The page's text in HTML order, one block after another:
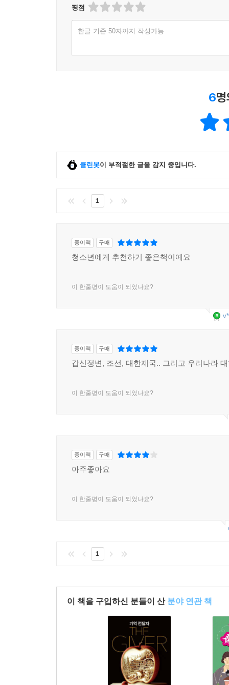
평점
한글 기준 50자까지 작성가능
6
클린봇이 부적절한 글을 감지 중입니다.
1
종이책 구매
청소년에게 추천하기 좋은책이예요
이 한줄평이 도움이 되었나요?
종이책 구매
갑신정변, 조선, 대한제국.. 그리고 우리나라
이 한줄평이 도움이 되었나요?
종이책 구매
아주좋아요
이 한줄평이 도움이 되었나요?
1
이 책을 구입하신 분들이 산 분야 연관 책